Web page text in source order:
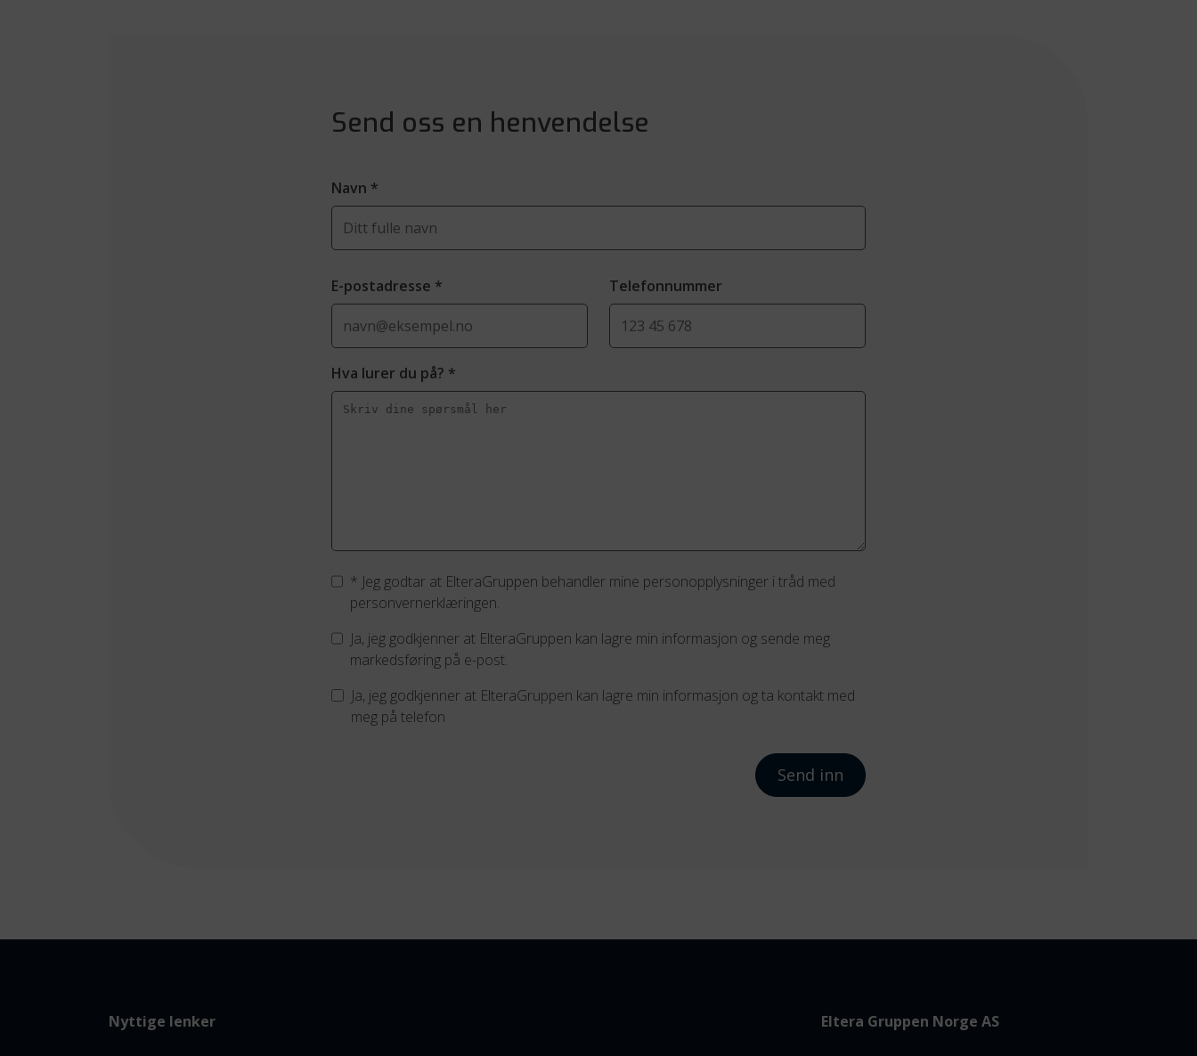
Send oss en henvendelse
Navn *
E-postadresse * Telefonnummer
Hva lurer du på? *
* Jeg godtar at ElteraGruppen behandler mine personopplysninger i tråd med
personvernerklæringen.
Ja, jeg godkjenner at ElteraGruppen kan lagre min informasjon og sende meg
markedsføring på e-post.
Ja, jeg godkjenner at ElteraGruppen kan lagre min informasjon og ta kontakt med
meg på telefon
Send inn
Nyttige lenker Eltera Gruppen Norge AS